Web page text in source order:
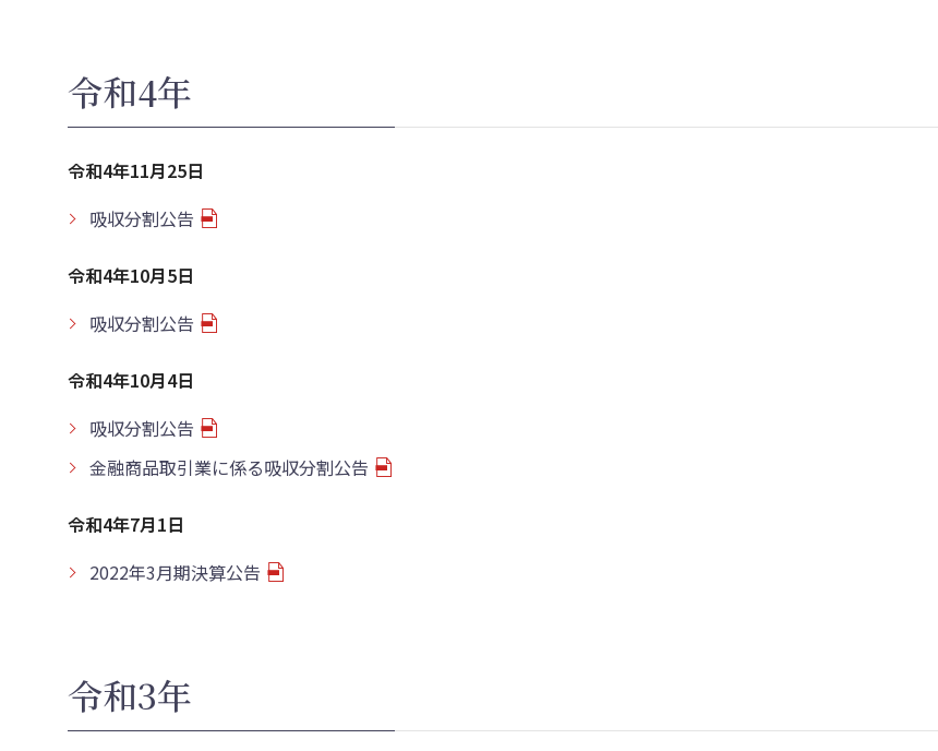
令和4年
令和4年11月25日
吸収分割公告
令和4年10月5日
吸収分割公告
令和4年10月4日
吸収分割公告
金融商品取引業に係る吸収分割公告
令和4年7月1日
2022年3月期決算公告
令和3年